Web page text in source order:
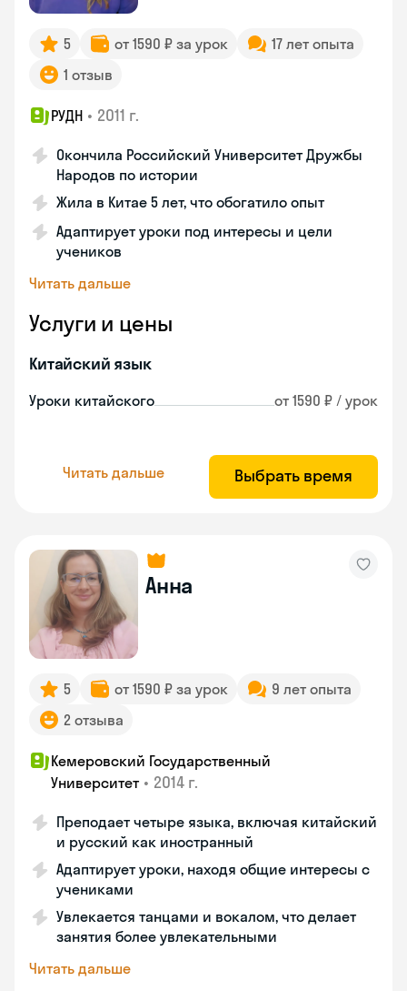
5 от 1590 ₽ за урок
17 лет опыта
1 отзыв
РУДН • 2011 г.
Окончила Российский Университет Дружбы
Народов по истории
Жила в Китае 5 лет, что обогатило опыт
Адаптирует уроки под интересы и цели
учеников
Читать дальше
Услуги и цены
Китайский язык
Уроки китайского от 1590 ₽ / урок
Читать дальше Выбрать время
Анна
5 от 1590 ₽ за урок
9 лет опыта
2 отзыва
Кемеровский Государственный
Университет • 2014 г.
Преподает четыре языка, включая китайский
и русский как иностранный
Адаптирует уроки, находя общие интересы с
учениками
Увлекается танцами и вокалом, что делает
занятия более увлекательными
Читать дальше